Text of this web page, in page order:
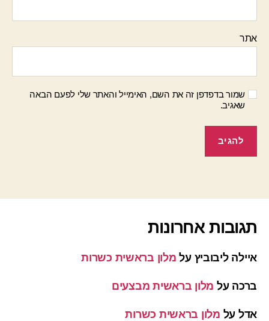
אתר
שמור בדפדפן זה את השם, האימייל והאתר שלי לפעם הבאה
שאגיב.
תגובות אחרונות
איילה ליבוביץ על מלון בראשית כשרות
ברכה על מלון בראשית מבצעים
אדל על מלון בראשית כשרות